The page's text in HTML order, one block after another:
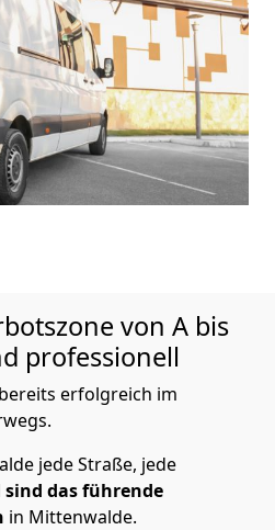
von A bis
professionell
erfolgreich im
jede Straße, jede
das führende
in Mittenwalde.